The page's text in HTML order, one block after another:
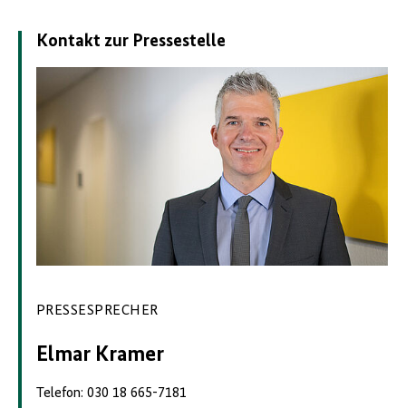
Kontakt zur Pressestelle
PRESSESPRECHER
Elmar Kramer
Telefon: 030 18 665-7181